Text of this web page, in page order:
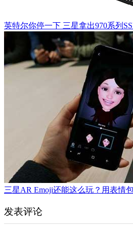
英特尔你停一下 三星拿出970系列
三星AR Emoji还能这么玩？用表情
发表评论